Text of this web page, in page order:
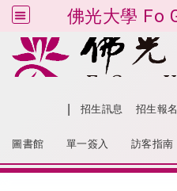
佛光大學 Fo
跳到主要內容
招生訊息 招生報名
圖書館 單一簽入 訪客指南